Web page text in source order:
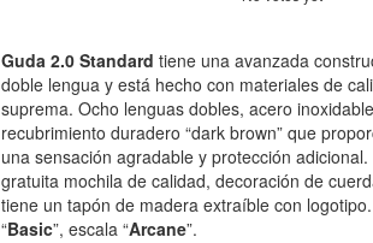
Guda 2.0 Standard tiene una avanzada
doble lengua y está hecho con materiales de
suprema. Ocho lenguas dobles, acero
recubrimiento duradero “dark brown” que
una sensación agradable y protección
gratuita mochila de calidad, decoración de
tiene un tapón de madera extraíble con
“Basic”, escala “Arcane”.